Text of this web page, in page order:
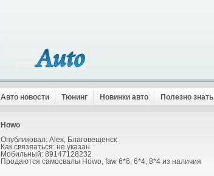
Авто новости Тюнинг Новинки авто Полезно знать
Howo
Опубликовал: Alex, Благовещенск
Как связяаться: не указан
Мобильный: 89147128232
Продаются самосвалы Howo, faw 6*6, 6*4, 8*4 из наличия